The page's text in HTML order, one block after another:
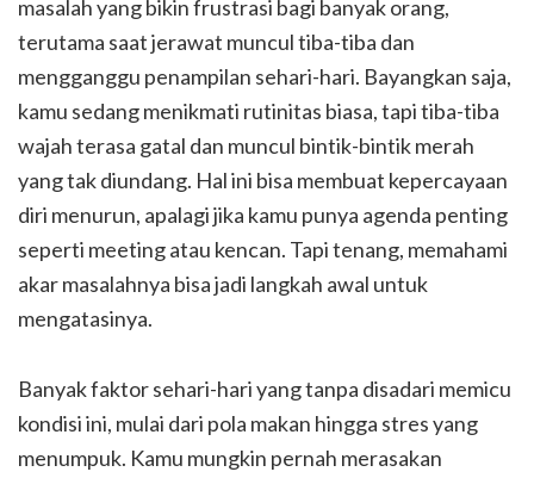
masalah yang bikin frustrasi bagi banyak orang,
terutama saat jerawat muncul tiba-tiba dan
mengganggu penampilan sehari-hari. Bayangkan saja,
kamu sedang menikmati rutinitas biasa, tapi tiba-tiba
wajah terasa gatal dan muncul bintik-bintik merah
yang tak diundang. Hal ini bisa membuat kepercayaan
diri menurun, apalagi jika kamu punya agenda penting
seperti meeting atau kencan. Tapi tenang, memahami
akar masalahnya bisa jadi langkah awal untuk
mengatasinya.
Banyak faktor sehari-hari yang tanpa disadari memicu
kondisi ini, mulai dari pola makan hingga stres yang
menumpuk. Kamu mungkin pernah merasakan